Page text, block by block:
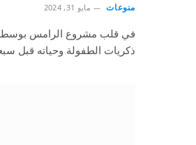
منوعات مايو 31, 2024
في قلب مشروع الرامس بوسط
ذكريات الطفولة وحياته قبل